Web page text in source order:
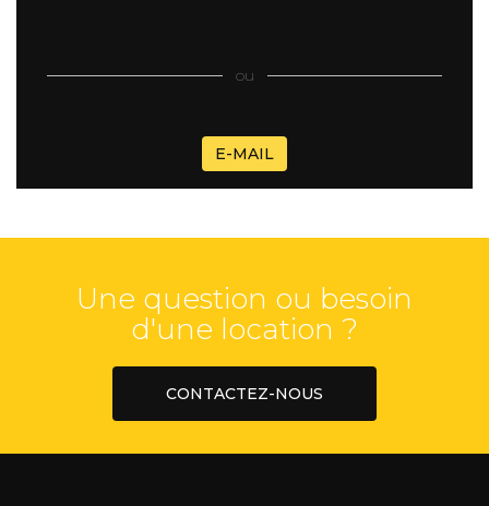
ou
E-MAIL
Une question ou besoin
d'une location ?
CONTACTEZ-NOUS